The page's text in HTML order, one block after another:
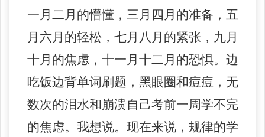
一月二月的懵懂，三月四月的准备，五
月六月的轻松，七月八月的紧张，九月
十月的焦虑，十一月十二月的恐惧。边
吃饭边背单词刷题，黑眼圈和痘痘，无
数次的泪水和崩溃自己考前一周学不完
的焦虑。我想说。现在来说，规律的学